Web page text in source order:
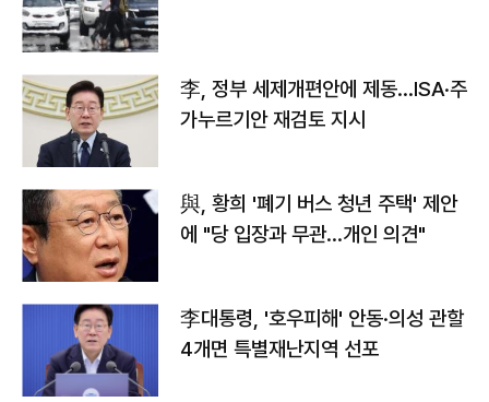
李, 정부 세제개편안에 제동…ISA·주
가누르기안 재검토 지시
與, 황희 '폐기 버스 청년 주택' 제안
에 "당 입장과 무관…개인 의견"
李대통령, '호우피해' 안동·의성 관할
4개면 특별재난지역 선포